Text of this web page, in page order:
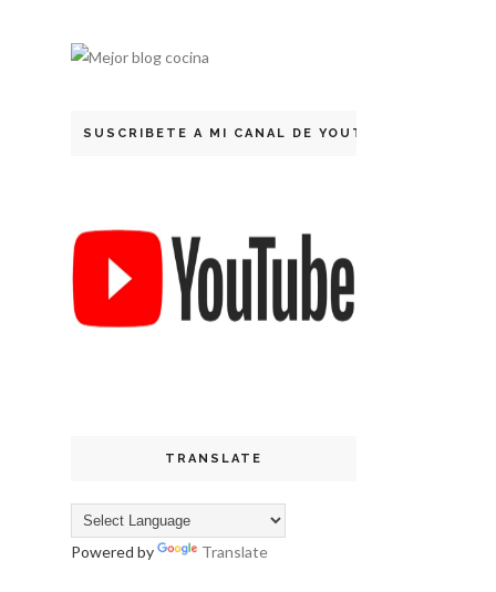
SUSCRIBETE A MI CANAL DE YOUTUBE
TRANSLATE
Powered by Translate